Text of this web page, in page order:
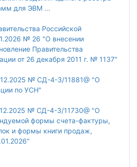
для ЭВМ ...
Российской
№ 26 "О внесении
Правительства
от 26 декабря 2011 г. № 1137"
№ СД-4-3/11881@ "О
по УСН"
№ СД-4-3/11730@ "О
формы счета-фактуры,
и формы книги продаж,